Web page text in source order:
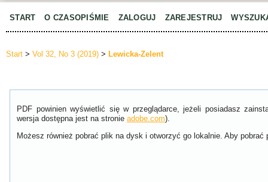
START O CZASOPIŚMIE ZALOGUJ ZAREJESTRUJ
Start > Vol 32, No 3 (2019) > Lewicka-Zelent
PDF powinien wyświetlić się w przeglądarce, jeżeli posiadasz
wersja dostępna jest na stronie adobe.com).
Możesz również pobrać plik na dysk i otworzyć go lokalnie. Aby